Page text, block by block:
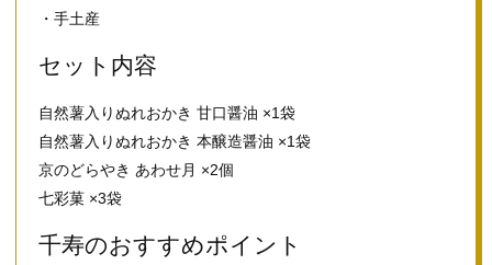
・手土産
セット内容
自然薯入りぬれおかき 甘口醤油 ×1袋
自然薯入りぬれおかき 本醸造醤油 ×1袋
京のどらやき あわせ月 ×2個
七彩菓 ×3袋
千寿のおすすめポイント